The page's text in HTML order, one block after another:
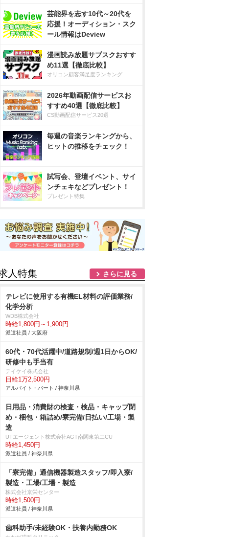
芸能界を志す10代～20代を
応援！オーディション・スク
ール情報はDeview
漫画読み放題サブスクおすす
め11選【徹底比較】
オリコン顧客満足度ランキング
2026年動画配信サービスお
すすめ40選【徹底比較】
CS動画配信サービス20選
毎週の音楽ランキングから、
ヒットの推移をチェック！
試写会、登壇イベント、サイ
ンチェキなどプレゼント！
プレゼント特集
人特集 さらに見る
テレビに使用する有機EL材料の評価業務/
化学分析
WDB株式会社
時給1,800円～1,900円
派遣社員 / 大阪府
60代・70代活躍中/道路規制/週1日からOK/
研修中も手当有
テイケイ株式会社
日給1万2,500円
アルバイト・パート / 神奈川県
日用品・消費財の検査・検品・キャップ閉
め・梱包・箱詰め/寮完備/日払い/工場・製
造
UTエージェント株式会社AGT南関東第二CU
時給1,450円
派遣社員 / 神奈川県
「寮完備」通信機器製造スタッフ/即入寮/
製造・工場/工場・製造
株式会社京栄センター
時給1,500円
派遣社員 / 神奈川県
歯科助手/未経験OK・扶養内勤務OK